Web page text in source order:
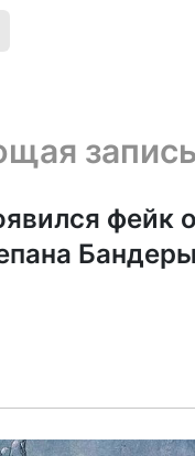
запись
фейк о
Бандеры